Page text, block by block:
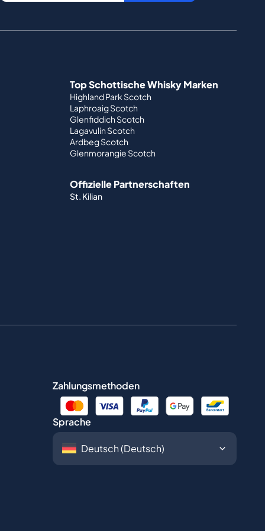
Top Schottische Whisky Marken
Highland Park Scotch
Laphroaig Scotch
Glenfiddich Scotch
Lagavulin Scotch
Ardbeg Scotch
Glenmorangie Scotch
Offizielle Partnerschaften
St. Kilian
Zahlungsmethoden
Sprache